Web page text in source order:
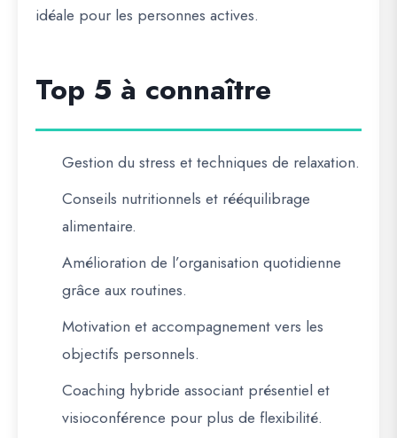
idéale pour les personnes actives.
Top 5 à connaître
Gestion du stress et techniques de relaxation.
Conseils nutritionnels et rééquilibrage
alimentaire.
Amélioration de l’organisation quotidienne
grâce aux routines.
Motivation et accompagnement vers les
objectifs personnels.
Coaching hybride associant présentiel et
visioconférence pour plus de flexibilité.